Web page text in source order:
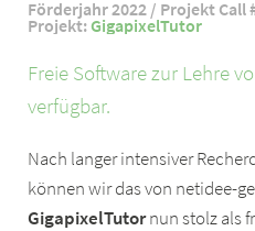
Förderjahr 2022 / Projekt Call
Projekt: GigapixelTutor
Freie Software zur Lehre
verfügbar.
Nach langer intensiver
können wir das von netidee-
GigapixelTutornun stolz als